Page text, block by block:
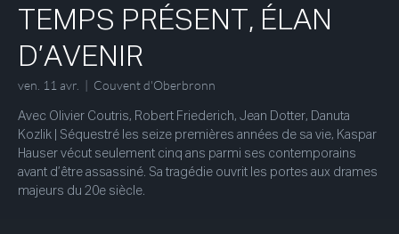
TEMPS PRÉSENT, ÉLAN
D’AVENIR
ven. 11 avr.
  |
Couvent d'Oberbronn
Avec Olivier Coutris, Robert Friederich, Jean Dotter, Danuta
Kozlik | Séquestré les seize premières années de sa vie, Kaspar
Hauser vécut seulement cinq ans parmi ses contemporains
avant d’être assassiné. Sa tragédie ouvrit les portes aux drames
majeurs du 20e siècle.